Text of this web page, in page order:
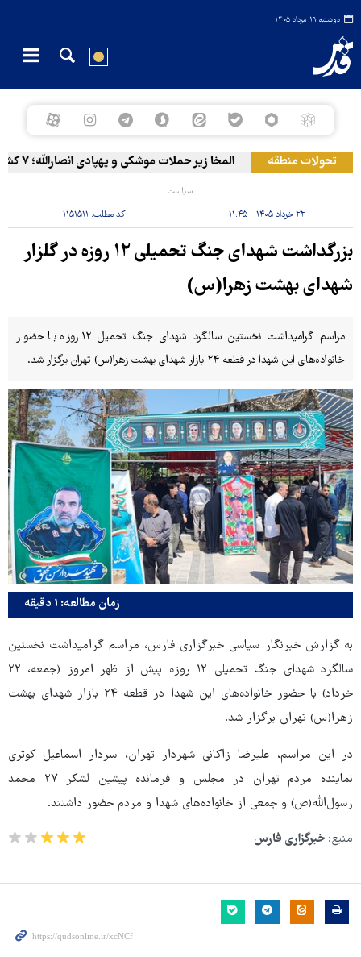
دوشنبه ۱۹ مرداد ۱۴۰۵
تحولات منطقه المخا زیر حملات موشکی و پهپادی انصارالله؛ ۷ کشته و ۳۰ زخمی
سیاست
۲۲ خرداد ۱۴۰۵ - ۱۱:۴۵ کد مطلب: ۱۱۵۱۵۱۱
بزرگداشت شهدای جنگ تحمیلی ۱۲ روزه در گلزار
شهدای بهشت زهرا(س)
مراسم گرامیداشت نخستین سالگرد شهدای جنگ تحمیل ۱۲ روزه با حضور
خانواده‌های این شهدا در قطعه ۲۴ بازار شهدای بهشت زهرا(س) تهران برگزار شد.
زمان مطالعه: ۱ دقیقه
به گزارش خبرنگار سیاسی خبرگزاری فارس، مراسم گرامیداشت نخستین
سالگرد شهدای جنگ تحمیلی ۱۲ روزه پیش از ظهر امروز (جمعه، ۲۲
خرداد) با حضور خانواده‌های این شهدا در قطعه ۲۴ بازار شهدای بهشت
زهرا(س) تهران برگزار شد.
در این مراسم، علیرضا زاکانی شهردار تهران، سردار اسماعیل کوثری
نماینده مردم تهران در مجلس و فرمانده پیشین لشکر ۲۷ محمد
رسول‌الله(ص) و جمعی از خانواده‌های شهدا و مردم حضور داشتند.
منبع: خبرگزاری فارس